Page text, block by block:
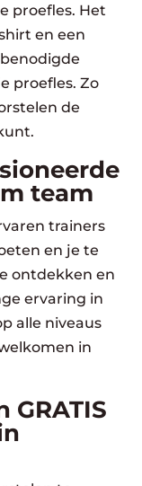
proefles. Het
en een
proefles. Zo
de
team
trainers
en je te
ontdekken en
ervaring in
alle niveaus
in
GRATIS